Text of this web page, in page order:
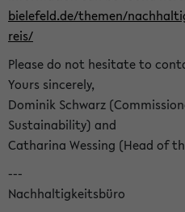
bielefeld.de/themen/
reis/
Please do not hesitate to
Yours sincerely,
Dominik Schwarz
Sustainability) and
Catharina Wessing (Head of
---
Nachhaltigkeitsbüro